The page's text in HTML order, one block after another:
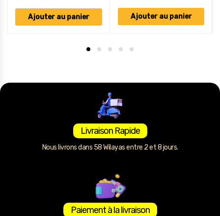
Ajouter au panier Ajouter au panier
Livraison Rapide
Nous livrons dans 58 Wilayas entre 2 et 8 jours.
Paiement à la livraison